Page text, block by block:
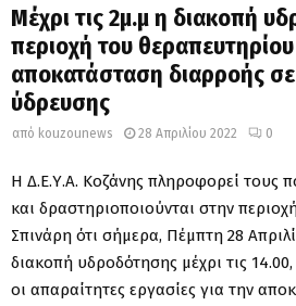
Μέχρι τις 2μ.μ η διακοπή
περιοχή του
αποκατάσταση διαρροής
ύδρευσης
από kouzounews 28 Απριλίου 2022 0
Η Δ.Ε.Υ.Α. Κοζάνης πληροφορεί τους
και δραστηριοποιούνται στην
Σπινάρη ότι σήμερα, Πέμπτη 28
διακοπή υδροδότησης μέχρι τις
οι απαραίτητες εργασίες για την